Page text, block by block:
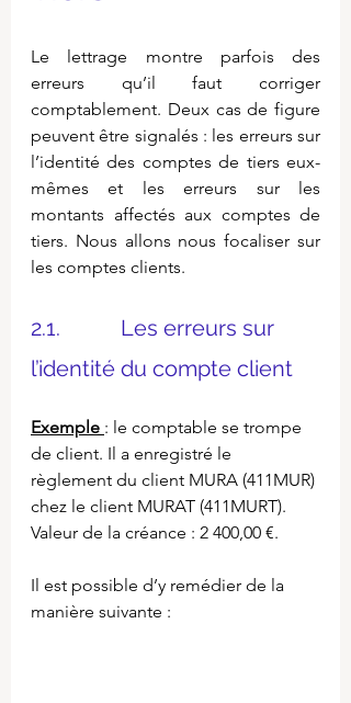
Le lettrage montre parfois des
erreurs qu’il faut corriger
comptablement. Deux cas de figure
peuvent être signalés : les erreurs sur
l’identité des comptes de tiers eux-
mêmes et les erreurs sur les
montants affectés aux comptes de
tiers. Nous allons nous focaliser sur
les comptes clients.
2.1.           Les erreurs sur
l’identité du compte client
Exemple : le comptable se trompe
de client. Il a enregistré le
règlement du client MURA (411MUR)
chez le client MURAT (411MURT).
Valeur de la créance : 2 400,00 €.
Il est possible d’y remédier de la
manière suivante :